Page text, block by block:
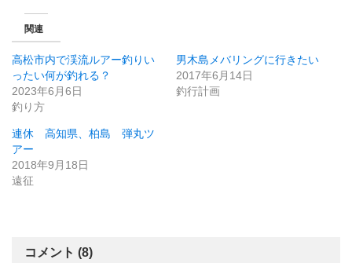
関連
高松市内で渓流ルアー釣りい
ったい何が釣れる？
2023年6月6日
釣り方
男木島メバリングに行きたい
2017年6月14日
釣行計画
連休 高知県、柏島 弾丸ツ
アー
2018年9月18日
遠征
コメント (8)